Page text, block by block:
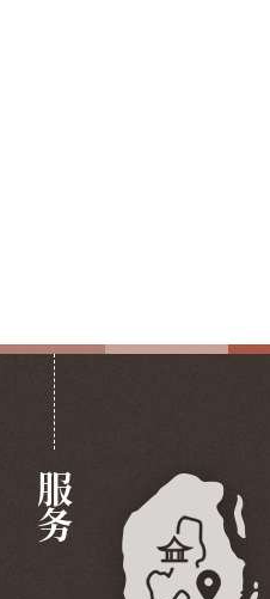
服务